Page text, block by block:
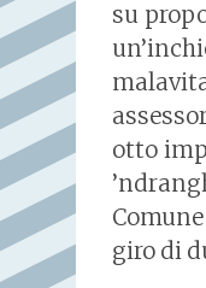
su
otto
giro di